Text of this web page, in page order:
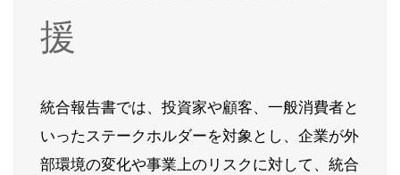
援
統合報告書では、投資家や顧客、一般消費者と
いったステークホルダーを対象とし、企業が外
部環境の変化や事業上のリスクに対して、統合